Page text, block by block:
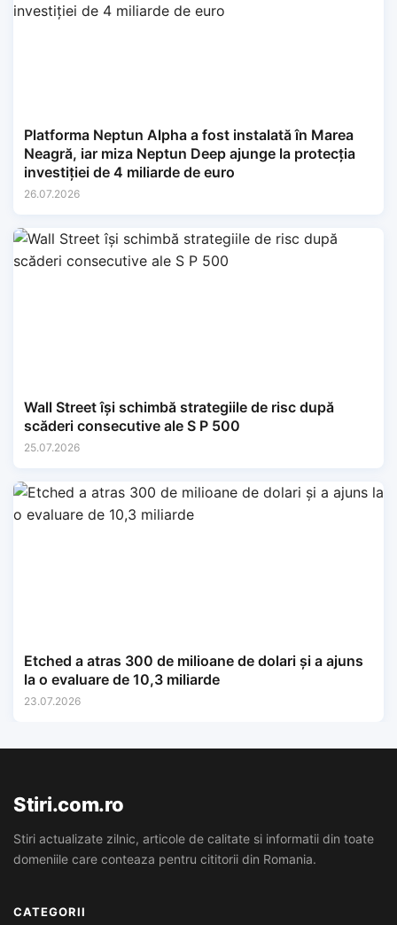
Platforma Neptun Alpha a fost instalată în Marea
Neagră, iar miza Neptun Deep ajunge la protecția
investiției de 4 miliarde de euro
26.07.2026
Wall Street își schimbă strategiile de risc după
scăderi consecutive ale S P 500
25.07.2026
Etched a atras 300 de milioane de dolari și a ajuns
la o evaluare de 10,3 miliarde
23.07.2026
Stiri.com.ro
Stiri actualizate zilnic, articole de calitate si informatii din toate
domeniile care conteaza pentru cititorii din Romania.
CATEGORII